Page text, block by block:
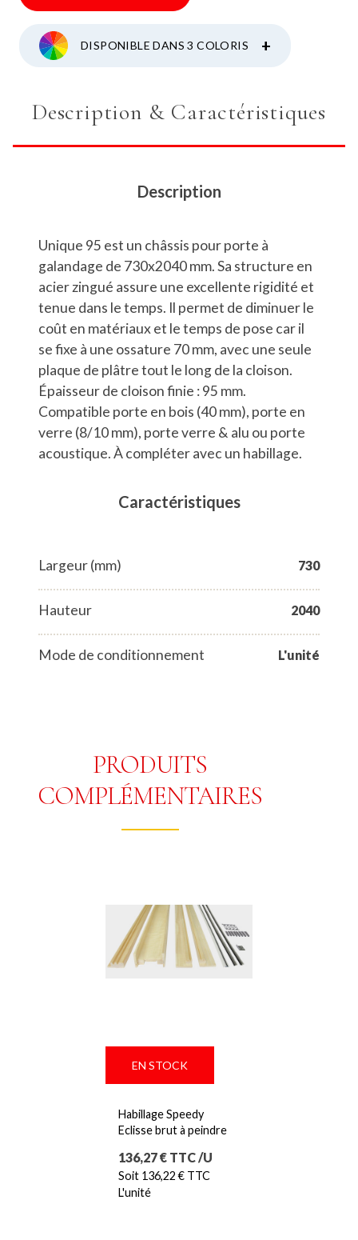
DISPONIBLE DANS 3 COLORIS +
Description & Caractéristiques
Description
Unique 95 est un châssis pour porte à
galandage de 730x2040 mm. Sa structure en
acier zingué assure une excellente rigidité et
tenue dans le temps. Il permet de diminuer le
coût en matériaux et le temps de pose car il
se fixe à une ossature 70 mm, avec une seule
plaque de plâtre tout le long de la cloison.
Épaisseur de cloison finie : 95 mm.
Compatible porte en bois (40 mm), porte en
verre (8/10 mm), porte verre & alu ou porte
acoustique. À compléter avec un habillage.
Caractéristiques
Largeur (mm) 730
Hauteur 2040
Mode de conditionnement L'unité
PRODUITS
COMPLÉMENTAIRES
EN STOCK
Habillage Speedy
Eclisse brut à peindre
Prix
136,27 € TTC /U
Soit 136,22 € TTC
L'unité